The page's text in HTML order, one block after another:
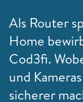
Als Router
Home
Cod3fi.
und
sicherer